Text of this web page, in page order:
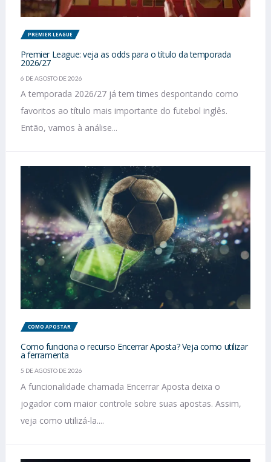
PREMIER LEAGUE
Premier League: veja as odds para o título da temporada
2026/27
6 DE AGOSTO DE 2026
A temporada 2026/27 já tem times despontando como
favoritos ao título mais importante do futebol inglês.
Então, vamos à análise...
COMO APOSTAR
Como funciona o recurso Encerrar Aposta? Veja como utilizar
a ferramenta
5 DE AGOSTO DE 2026
A funcionalidade chamada Encerrar Aposta deixa o
jogador com maior controle sobre suas apostas. Assim,
veja como utilizá-la....